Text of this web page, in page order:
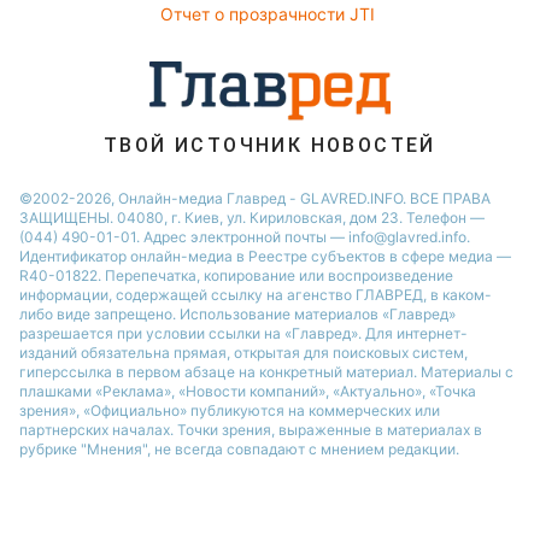
Новости Ровно
Новости Днепра
Новости Запорожья
Новости Тернополя
Новости Одессы
Отчет о прозрачности JTI
ТВОЙ ИСТОЧНИК НОВОСТЕЙ
©2002-2026, Онлайн-медиа Главред - GLAVRED.INFO. ВСЕ ПРАВА
ЗАЩИЩЕНЫ. 04080, г. Киев, ул. Кириловская, дом 23. Телефон —
(044) 490-01-01. Адрес электронной почты — info@glavred.info.
Идентификатор онлайн-медиа в Реестре cубъектов в сфере медиа —
R40-01822. Перепечатка, копирование или воспроизведение
информации, содержащей ссылку на агенство ГЛАВРЕД, в каком-
либо виде запрещено. Использование материалов «Главред»
разрешается при условии ссылки на «Главред». Для интернет-
изданий обязательна прямая, открытая для поисковых систем,
гиперссылка в первом абзаце на конкретный материал. Материалы с
плашками «Реклама», «Новости компаний», «Актуально», «Точка
зрения», «Официально» публикуются на коммерческих или
партнерских началах. Точки зрения, выраженные в материалах в
рубрике "Мнения", не всегда совпадают с мнением редакции.